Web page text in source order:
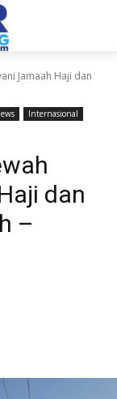
Jamaah Haji dan
Internasional
dan
–